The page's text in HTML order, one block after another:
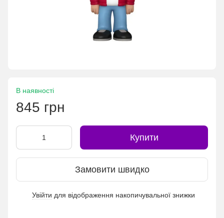
В наявності
845 грн
Купити
Замовити швидко
Увійти для відображення накопичувальної знижки